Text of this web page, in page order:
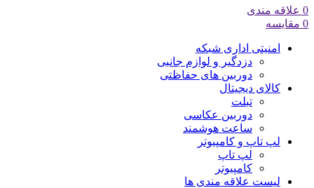
0 علاقه مندی
0 مقایسه
امنیتی اداری شبکه
دزدگیر و لوازم جانبی
دوربین های حفاظتی
کالای دیجیتال
تبلت
دوربین عکاسی
ساعت هوشمند
لپ تاپ و کامپیوتر
لپ تاپ
کامپیوتر
لیست علاقه مندی ها